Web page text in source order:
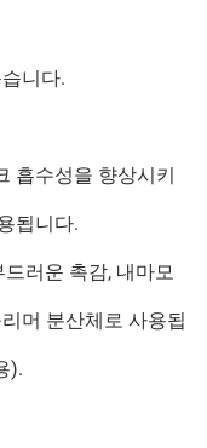
니다.
흡수성을 향상시키
됩니다.
러운 촉감, 내마모
머 분산체로 사용됩
).